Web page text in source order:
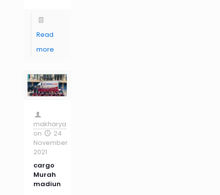
Read
more
makharya
on
24
November
2021
cargo
Murah
madiun